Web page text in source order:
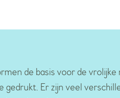
de basis voor de
Er zijn veel